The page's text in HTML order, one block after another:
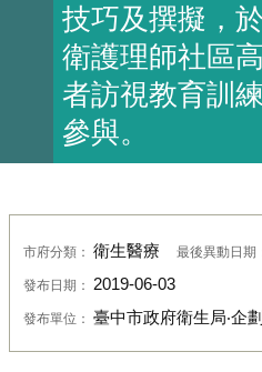
技巧及撰擬，
衛護理師社區
者訪視教育訓
參與。
市府分類： 衛生醫療 最後異動日期
發布日期： 2019-06-03
發布單位： 臺中市政府衛生局‧企